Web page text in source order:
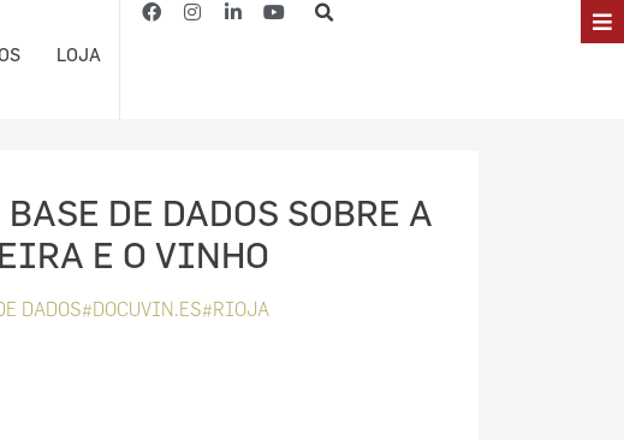
LOJA
DE DADOS SOBRE A
E O VINHO
DADOS#DOCUVIN.ES#RIOJA